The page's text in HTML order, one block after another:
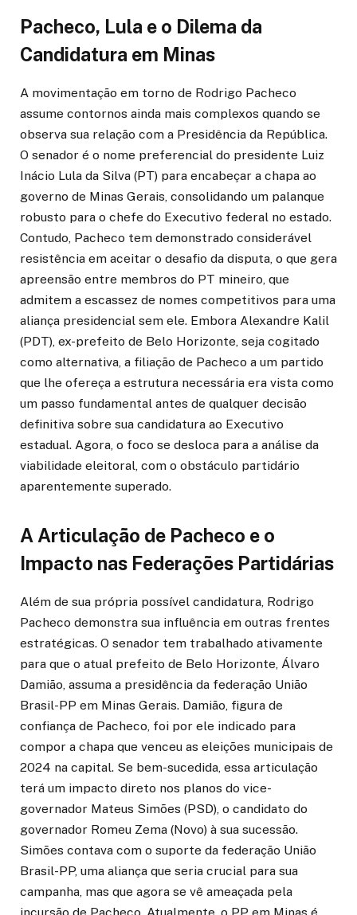
Pacheco, Lula e o Dilema da
Candidatura em Minas
A movimentação em torno de Rodrigo Pacheco
assume contornos ainda mais complexos quando se
observa sua relação com a Presidência da República.
O senador é o nome preferencial do presidente Luiz
Inácio Lula da Silva (PT) para encabeçar a chapa ao
governo de Minas Gerais, consolidando um palanque
robusto para o chefe do Executivo federal no estado.
Contudo, Pacheco tem demonstrado considerável
resistência em aceitar o desafio da disputa, o que gera
apreensão entre membros do PT mineiro, que
admitem a escassez de nomes competitivos para uma
aliança presidencial sem ele. Embora Alexandre Kalil
(PDT), ex-prefeito de Belo Horizonte, seja cogitado
como alternativa, a filiação de Pacheco a um partido
que lhe ofereça a estrutura necessária era vista como
um passo fundamental antes de qualquer decisão
definitiva sobre sua candidatura ao Executivo
estadual. Agora, o foco se desloca para a análise da
viabilidade eleitoral, com o obstáculo partidário
aparentemente superado.
A Articulação de Pacheco e o
Impacto nas Federações Partidárias
Além de sua própria possível candidatura, Rodrigo
Pacheco demonstra sua influência em outras frentes
estratégicas. O senador tem trabalhado ativamente
para que o atual prefeito de Belo Horizonte, Álvaro
Damião, assuma a presidência da federação União
Brasil-PP em Minas Gerais. Damião, figura de
confiança de Pacheco, foi por ele indicado para
compor a chapa que venceu as eleições municipais de
2024 na capital. Se bem-sucedida, essa articulação
terá um impacto direto nos planos do vice-
governador Mateus Simões (PSD), o candidato do
governador Romeu Zema (Novo) à sua sucessão.
Simões contava com o suporte da federação União
Brasil-PP, uma aliança que seria crucial para sua
campanha, mas que agora se vê ameaçada pela